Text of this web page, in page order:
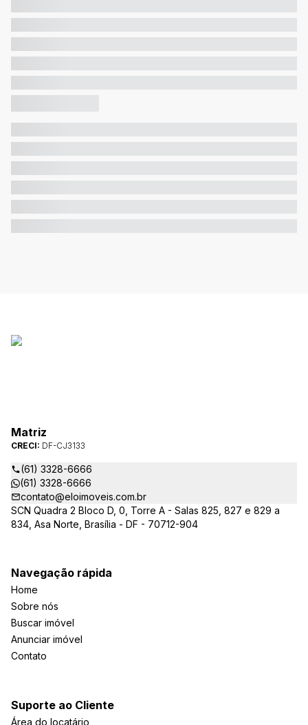
Matriz
CRECI: DF-CJ3133
(61) 3328-6666
(61) 3328-6666
contato@eloimoveis.com.br
SCN Quadra 2 Bloco D, 0, Torre A - Salas 825, 827 e 829 a
834, Asa Norte, Brasília - DF - 70712-904
Navegação rápida
Home
Sobre nós
Buscar imóvel
Anunciar imóvel
Contato
Suporte ao Cliente
Área do locatário